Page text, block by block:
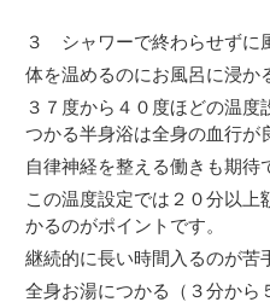
３ シャワーで終わらせずに
体を温めるのにお風呂に浸か
３７度から４０度ほどの温
つかる半身浴は全身の血行が
自律神経を整える働きも期待
この温度設定では２０分以上
かるのがポイントです。
継続的に長い時間入るのが苦
全身お湯につかる（３分から